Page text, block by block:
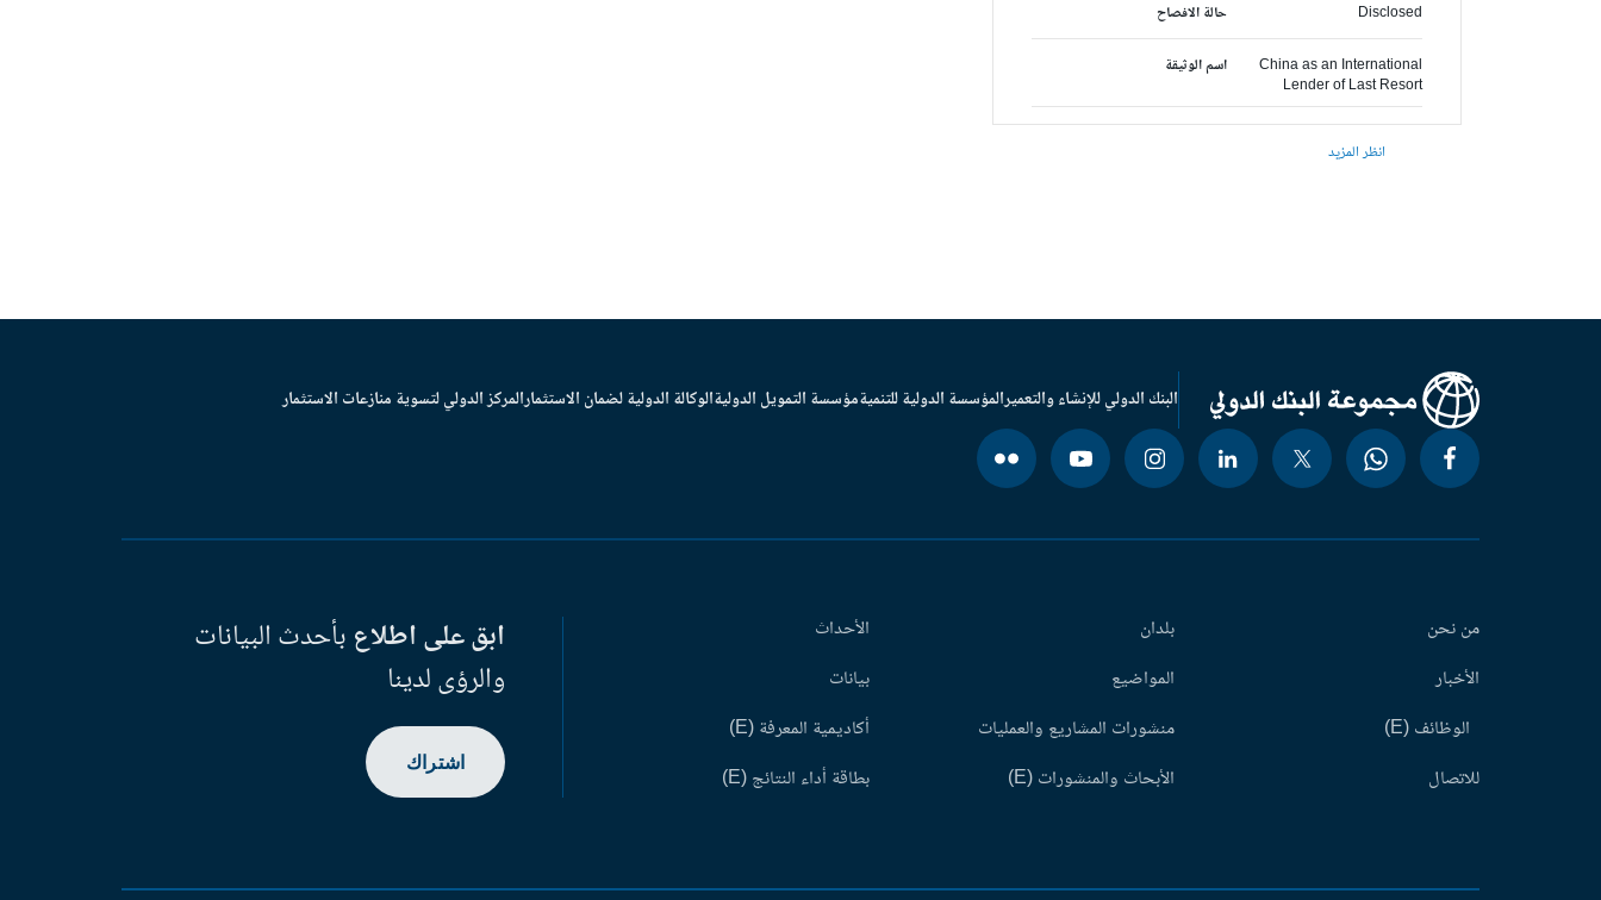
حالة الافصاح Disclosed
اسم الوثيقة
China as an International
Lender of Last Resort
انظر المزيد
البنك الدولي للإنشاء والتعميرالمؤسسة الدولية للتنميةمؤسسة التمويل الدوليةالوكالة الدولية لضمان الاستثمارالمركز الدولي لتسوية منازعات الاستثمار
من نحن
الأخبار
الوظائف (E)
للاتصال
بلدان
المواضيع
منشورات المشاريع والعمليات
الأبحاث والمنشورات (E)
الأحداث
بيانات
أكاديمية المعرفة (E)
بطاقة أداء النتائج (E)
ابق على اطلاعبأحدث البيانات
والرؤى لدينا
اشتراك